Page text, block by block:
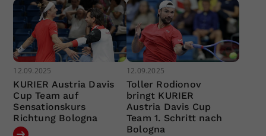
12.09.2025
KURIER Austria Davis
Cup Team auf
Sensationskurs
Richtung Bologna
12.09.2025
Toller Rodionov
bringt KURIER
Austria Davis Cup
Team 1. Schritt nach
Bologna